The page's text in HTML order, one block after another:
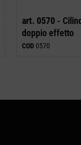
art. 0570 -
doppio effetto
COD 0570